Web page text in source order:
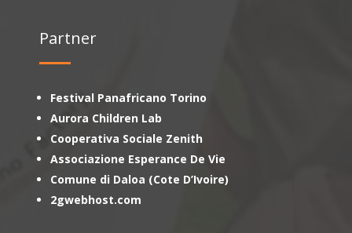
Partner
Festival Panafricano Torino
Aurora Children Lab
Cooperativa Sociale Zenith
Associazione Esperance De Vie
Comune di Daloa (Cote D’Ivoire)
2gwebhost.com